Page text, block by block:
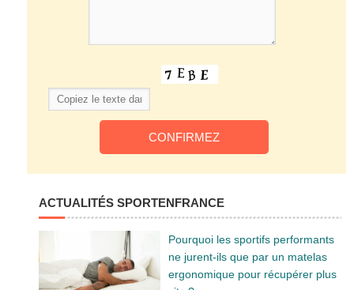
ACTUALITÉS SPORTENFRANCE
Pourquoi les sportifs performants
ne jurent-ils que par un matelas
ergonomique pour récupérer plus